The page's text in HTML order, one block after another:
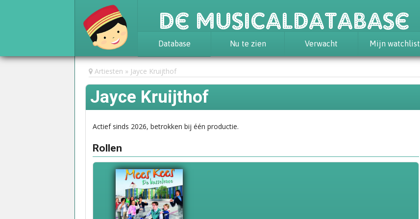
De Musicaldatabase
Database
Achtergrond
Awards
Statistieken
Nu te zien Verwacht Mijn watchlist
Artiesten Jayce Kruijthof
Jayce Kruijthof
Actief sinds 2026, betrokken bij één productie.
Rollen